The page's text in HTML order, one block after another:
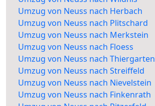
Umzug von Neuss nach Herbach
Umzug von Neuss nach Plitschard
Umzug von Neuss nach Merkstein
Umzug von Neuss nach Floess
Umzug von Neuss nach Thiergarten
Umzug von Neuss nach Streiffeld
Umzug von Neuss nach Nievelstein
Umzug von Neuss nach Finkenrath